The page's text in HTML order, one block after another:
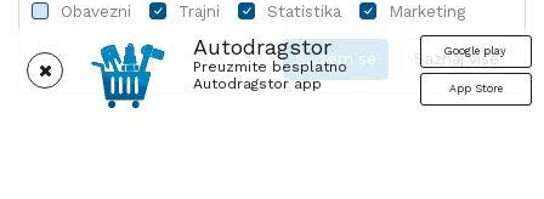
Autodragstor
Preuzmite besplatno
Autodragstor app
Google play
App Store
Autodelovi Ulje i tečnosti
Obavezni Trajni Statistika Marketing
Saznaj više
Slažem se